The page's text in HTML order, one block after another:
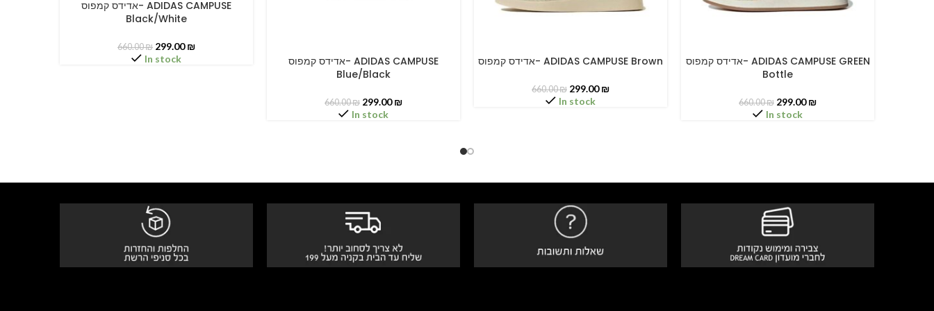
SELECT OPTIONS
אדידס קמפוס- ADIDAS CAMPUSE
Black/White
660.00₪ 299.00₪
In stock
SELECT OPTIONS
אדידס קמפוס- ADIDAS CAMPUSE
Blue/Black
660.00₪ 299.00₪
In stock
SELECT OPTIONSאדידס קמפוס- ADIDAS CAMPUSE Brown
660.00₪ 299.00₪
In stock
SELECT OPTIONS
אדידס קמפוס- ADIDAS CAMPUSE GREEN
Bottle
660.00₪ 299.00₪
In stock